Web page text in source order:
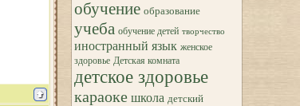
обучение образование
учеба обучение детей творчество
иностранный язык женское
здоровье Детская комната
детское здоровье
караоке школа детский